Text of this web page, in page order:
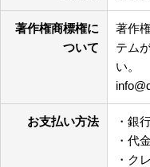
著作権商標権に
ついて
著作
テム
い。
お支払い方法
・銀
・代
・ク